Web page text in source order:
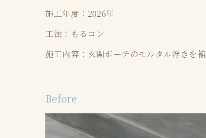
施工年度：2026年
工法：もるコン
施工内容：玄関ポーチのモルタル浮きを
Before